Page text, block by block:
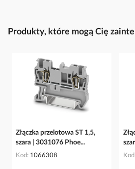
Produkty, które mogą Cię
Złączka przelotowa ST 1,5,
szara | 3031076 Phoe...
Kod 1066308 Kod